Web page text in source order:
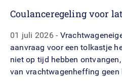
Coulanceregeling voor
01 juli 2026
aanvraag voor een tolkastje
niet op tijd hebben
van vrachtwagenheffing geen